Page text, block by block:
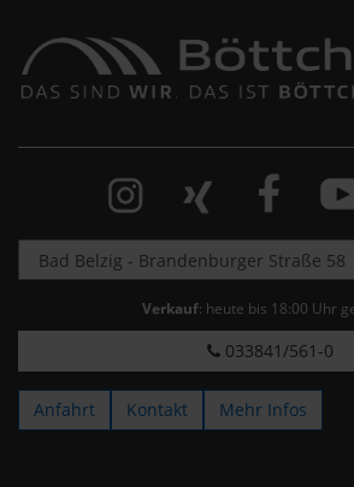
Verkauf: heute bis 18:00 Uhr
033841/561-0
Anfahrt Kontakt Mehr Infos